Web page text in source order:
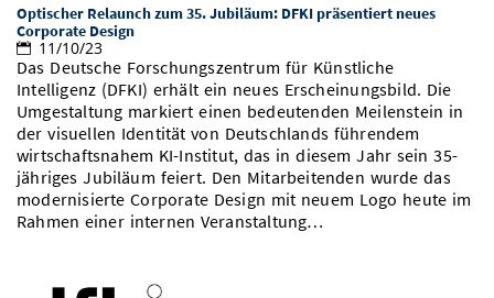
Vom Studium in den Beruf
Study Scheduler
Bibliothek
Open Science/Open Access
Start-ups
IT-Themenabend
Ranking
Zahlen & Fakten
Preise, Auszeichnungen und Förderungen
Kontakt
SIC Merchandise
SIC Podcast
Anfahrt
AnsprechpartnerInnen, Personen, Forschungsgruppen
Termine, Vorträge und Veranstaltungen
Alumni
Optischer Relaunch zum 35. Jubiläum: DFKI präsentiert neues
Corporate Design
11/10/23
Das Deutsche Forschungszentrum für Künstliche
Intelligenz (DFKI) erhält ein neues Erscheinungsbild. Die
Umgestaltung markiert einen bedeutenden Meilenstein in
der visuellen Identität von Deutschlands führendem
wirtschaftsnahem KI-Institut, das in diesem Jahr sein 35-
jähriges Jubiläum feiert. Den Mitarbeitenden wurde das
modernisierte Corporate Design mit neuem Logo heute im
Rahmen einer internen Veranstaltung…